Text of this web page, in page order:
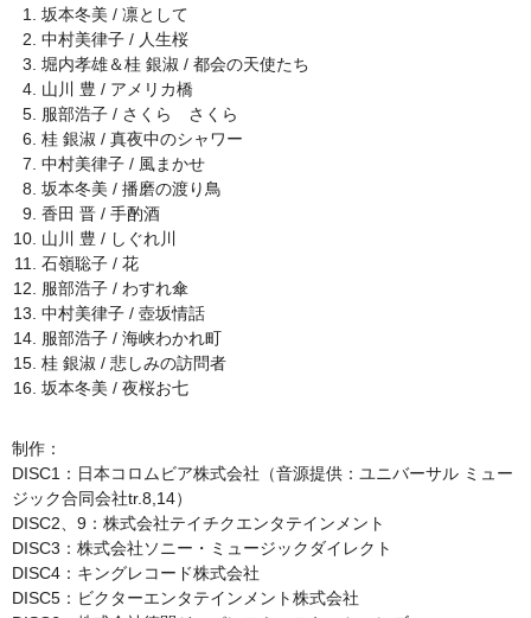
坂本冬美 / 凛として
中村美律子 / 人生桜
堀内孝雄＆桂 銀淑 / 都会の天使たち
山川 豊 / アメリカ橋
服部浩子 / さくら さくら
桂 銀淑 / 真夜中のシャワー
中村美律子 / 風まかせ
坂本冬美 / 播磨の渡り鳥
香田 晋 / 手酌酒
山川 豊 / しぐれ川
石嶺聡子 / 花
服部浩子 / わすれ傘
中村美律子 / 壺坂情話
服部浩子 / 海峡わかれ町
桂 銀淑 / 悲しみの訪問者
坂本冬美 / 夜桜お七
制作：
DISC1：日本コロムビア株式会社（音源提供：ユニバーサル ミュー
ジック合同会社tr.8,14）
DISC2、9：株式会社テイチクエンタテインメント
DISC3：株式会社ソニー・ミュージックダイレクト
DISC4：キングレコード株式会社
DISC5：ビクターエンタテインメント株式会社